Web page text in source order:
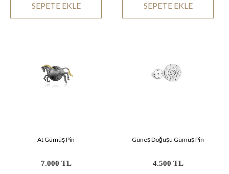
SEPETE EKLE SEPETE EKLE
At Gümüş Pin
7.000 TL
Güneş Doğuşu Gümüş Pin
4.500 TL